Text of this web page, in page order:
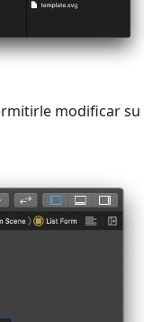
modificar su